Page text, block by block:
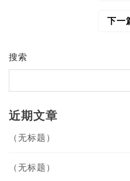
下一
搜索
近期文章
（无标题）
（无标题）